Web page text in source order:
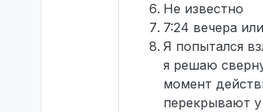
Не известно
7:24 вечера
Я попытался
я решаю
момент
перекрывают